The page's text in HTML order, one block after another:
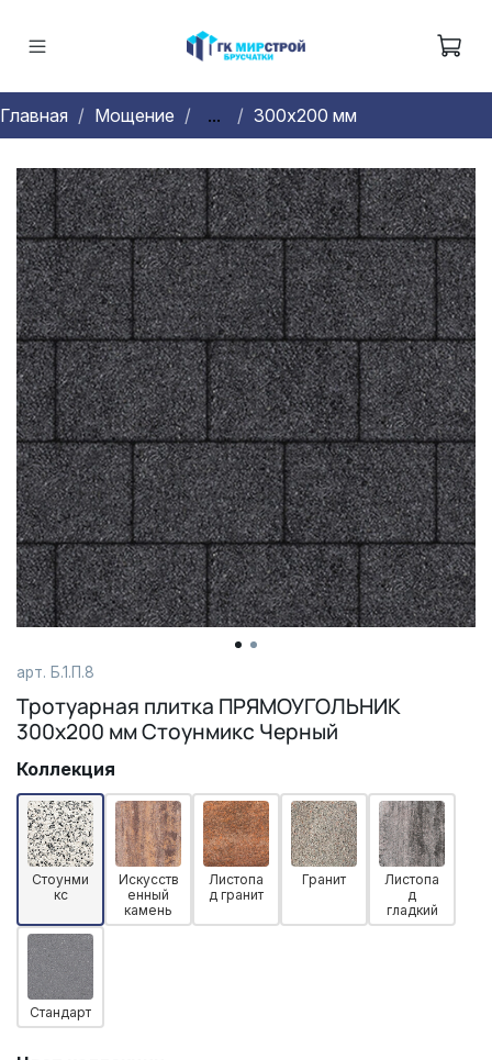
Главная Мощение ... 300х200 мм
арт. Б.1.П.8
Тротуарная плитка ПРЯМОУГОЛЬНИК
300х200 мм Стоунмикс Черный
Коллекция
Стоунми
кс
Искусств
енный
камень
Листопа
д гранит
Гранит
Листопа
д
гладкий
Стандарт